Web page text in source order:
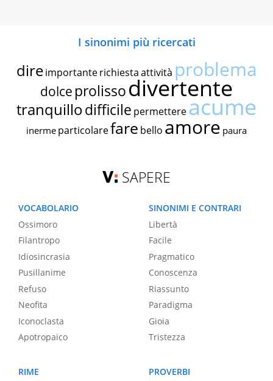
I sinonimi più ricercati
dire importante richiestaattività problema
dolce prolissodivertente
tranquillodifficile permettereacume
inerme particolarefare bello amore paura
SAPERE
VOCABOLARIO
Ossimoro
Filantropo
Idiosincrasia
Pusillanime
Refuso
Neofita
Iconoclasta
Apotropaico
SINONIMI E CONTRARI
Libertà
Facile
Pragmatico
Conoscenza
Riassunto
Paradigma
Gioia
Tristezza
RIME
PROVERBI